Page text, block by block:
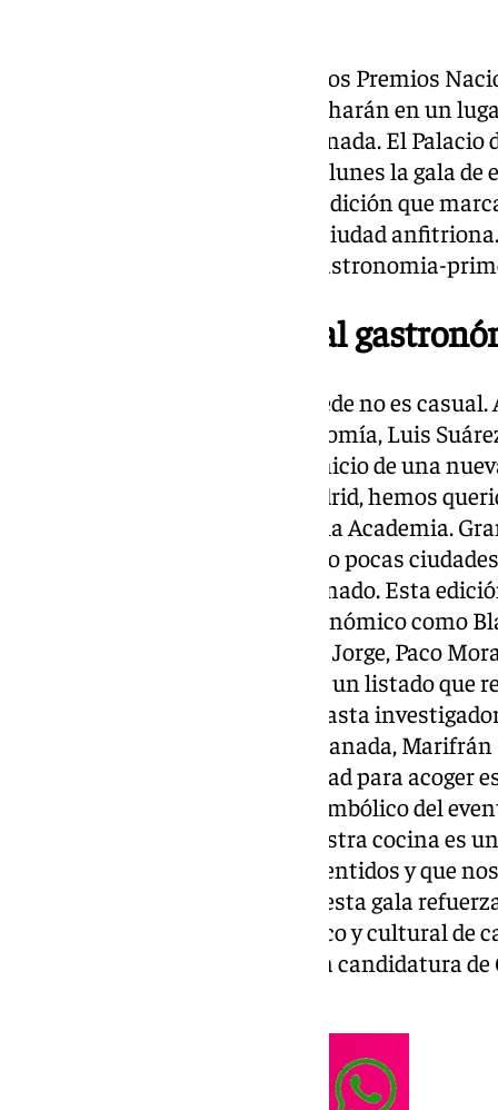
Por primera vez en su historia, los Premios
celebrarán fuera de Madrid, y lo harán en un
mapa culinario español, en Granada. El
será el escenario que acoja este lunes la gala
prestigiosos del sector, en una edición que
para los premios como para la ciudad
acogera-premios-nacionales-gastronomia-
Granada, como capital
La elección de Granada como sede no es
de la Real Academia de Gastronomía, Luis
que esta 51ª edición “marca el inicio de una
“Después de medio siglo en Madrid, hemos
sentido al carácter nacional de la Academia.
y hospitalidad. Representa como pocas
gastronomía española”, ha afirmado. Esta
profesionales del ámbito gastronómico como
Ángeles Pérez Samper, David de Jorge, Paco
López Canís y Paula Pascual, en un listado
dentro del sector: desde chefs hasta
divulgadores. La alcaldesa de Granada,
confianza depositada en la ciudad para acoger
ha destacado el enorme valor simbólico del
gastronomía y es emoción. Nuestra cocina es
experiencia que se dirige a los sentidos y que
expresado. Para Carazo, acoger esta gala
destino de turismo gastronómico y cultural de
con el gran objetivo de ciudad, la candidatura